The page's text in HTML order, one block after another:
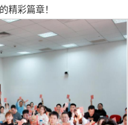
精彩篇章！